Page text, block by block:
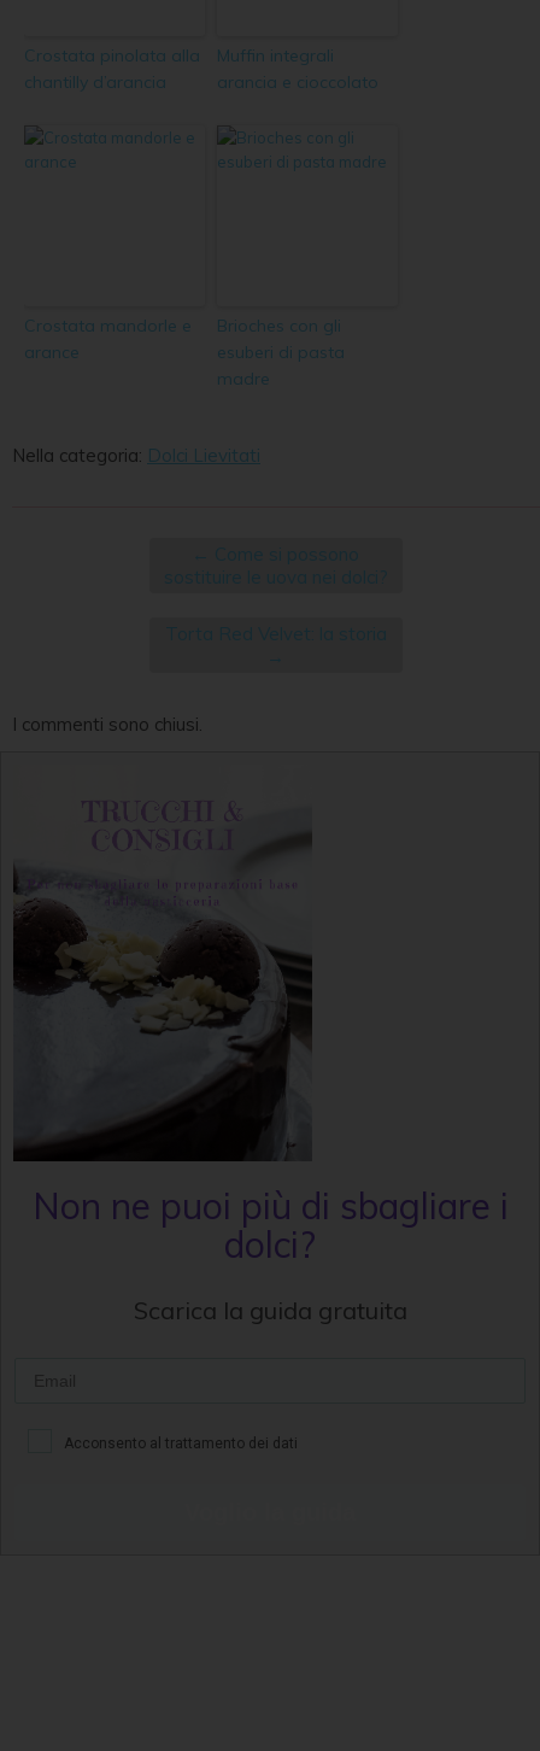
Crostata pinolata alla
chantilly d’arancia
Muffin integrali
arancia e cioccolato
Crostata mandorle e
arance
Brioches con gli
esuberi di pasta
madre
Nella categoria: Dolci Lievitati
← Come si possono
sostituire le uova nei dolci?
Torta Red Velvet: la storia
→
I commenti sono chiusi.
Non ne puoi più di sbagliare i
dolci?
Scarica la guida gratuita
Acconsento al trattamento dei dati